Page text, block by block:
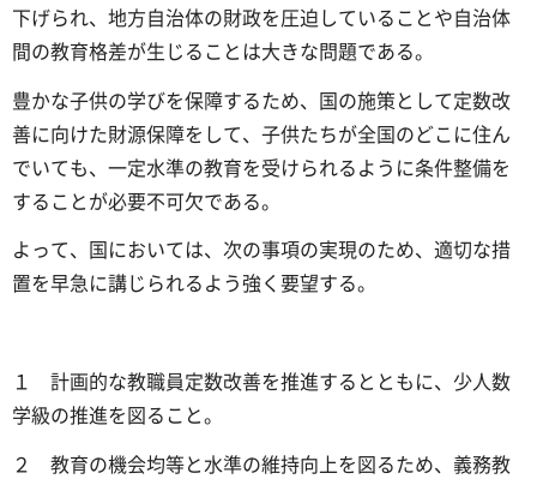
下げられ、地方自治体の財政を圧迫していることや自治体
間の教育格差が生じることは大きな問題である。
豊かな子供の学びを保障するため、国の施策として定数改
善に向けた財源保障をして、子供たちが全国のどこに住ん
でいても、一定水準の教育を受けられるように条件整備を
することが必要不可欠である。
よって、国においては、次の事項の実現のため、適切な措
置を早急に講じられるよう強く要望する。
１ 計画的な教職員定数改善を推進するとともに、少人数
学級の推進を図ること。
２ 教育の機会均等と水準の維持向上を図るため、義務教